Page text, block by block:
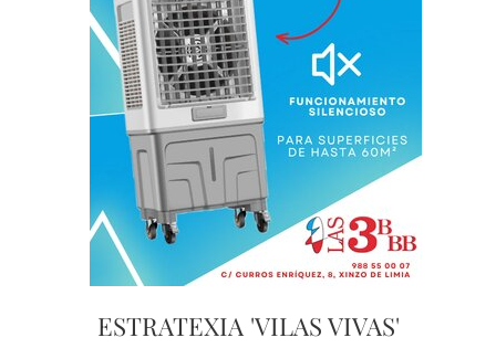
ESTRATEXIA 'VILAS VIVAS'